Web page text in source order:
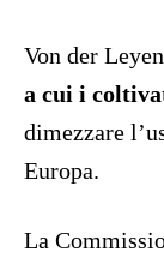
Von der
a cui i
dimezzare
Europa.
La